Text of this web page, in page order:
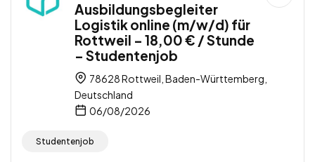
Ausbildungsbegleiter
Logistik online (m/w/d) für
Rottweil – 18,00 € / Stunde
– Studentenjob
78628 Rottweil, Baden-Württemberg,
Deutschland
06/08/2026
Studentenjob